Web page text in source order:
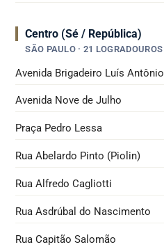
Centro (Sé / República)
SÃO PAULO · 21 LOGRADOUROS
Avenida Brigadeiro Luís Antônio
Avenida Nove de Julho
Praça Pedro Lessa
Rua Abelardo Pinto (Piolin)
Rua Alfredo Cagliotti
Rua Asdrúbal do Nascimento
Rua Capitão Salomão